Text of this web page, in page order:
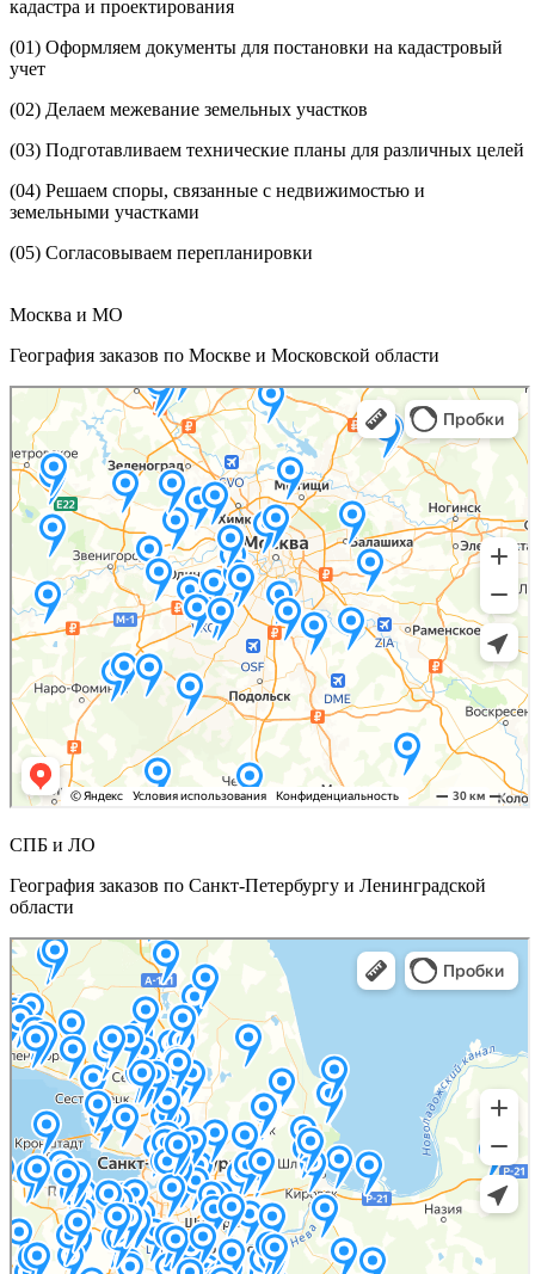
кадастра и проектирования
(01) Оформляем документы для постановки на кадастровый
учет
(02) Делаем межевание земельных участков
(03) Подготавливаем технические планы для различных целей
(04) Решаем споры, связанные с недвижимостью и
земельными участками
(05) Согласовываем перепланировки
Москва и МО
География заказов по Москве и Московской области
СПБ и ЛО
География заказов по Санкт-Петербургу и Ленинградской
области